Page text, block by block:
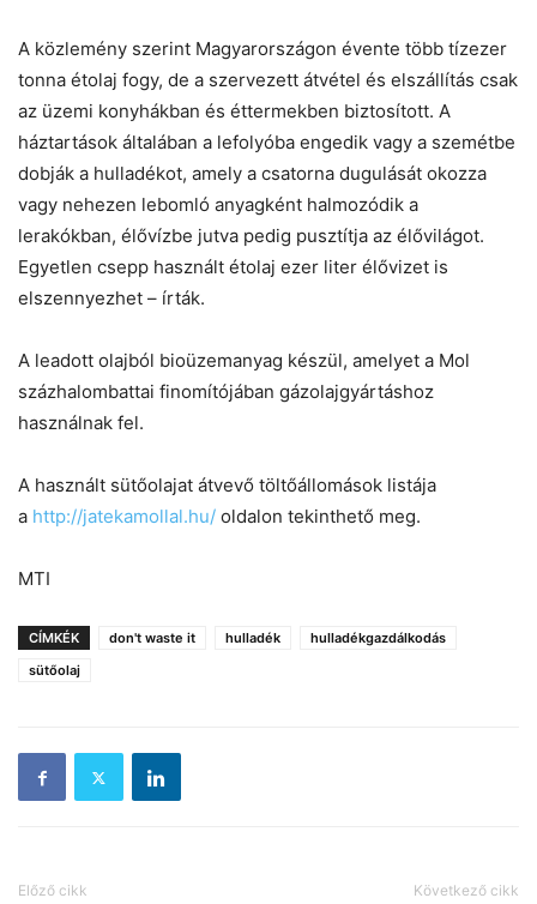
A közlemény szerint Magyarországon évente több tízezer
tonna étolaj fogy, de a szervezett átvétel és elszállítás csak
az üzemi konyhákban és éttermekben biztosított. A
háztartások általában a lefolyóba engedik vagy a szemétbe
dobják a hulladékot, amely a csatorna dugulását okozza
vagy nehezen lebomló anyagként halmozódik a
lerakókban, élővízbe jutva pedig pusztítja az élővilágot.
Egyetlen csepp használt étolaj ezer liter élővizet is
elszennyezhet – írták.
A leadott olajból bioüzemanyag készül, amelyet a Mol
százhalombattai finomítójában gázolajgyártáshoz
használnak fel.
A használt sütőolajat átvevő töltőállomások listája
a http://jatekamollal.hu/ oldalon tekinthető meg.
MTI
CÍMKÉK don't waste it hulladék
hulladékgazdálkodás
sütőolaj
Előző cikk Következő cikk